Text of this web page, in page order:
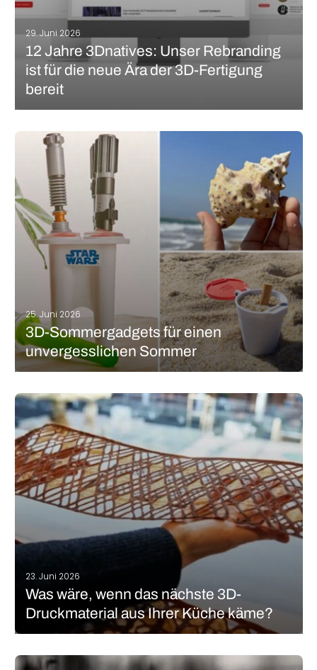
29. Juni 2026
12 Jahre 3Dnatives: Unser Rebranding
ist für die neue Ära der 3D-Fertigung
bereit
unserer Website eingeführt und möchten nun offiziell die neue
Markenidentität von 3Dnatives vorstellen. So bedeutsam die
visuelle Veränderung auch ist: Im Kern geht es darum,
gemeinsam mit Ihnen auf zwölf Jahre zurückzublicken…
MEHR LESEN
25. Juni 2026
3D-Sommergadgets für einen
unvergesslichen Sommer
das Grillen mit Freunden und die Zeit zum Entspannen. Aber das
ist kein Grund, den 3D-Druck zu vergessen! Warum nehmen Sie
dieses Jahr nicht ein paar 3D-gedruckte…
MEHR LESEN
23. Juni 2026
Was wäre, wenn das nächste 3D-
Druckmaterial aus Ihrer Küche käme?
biologisch abbaubares Material für den 3D-Druck entwickelt,